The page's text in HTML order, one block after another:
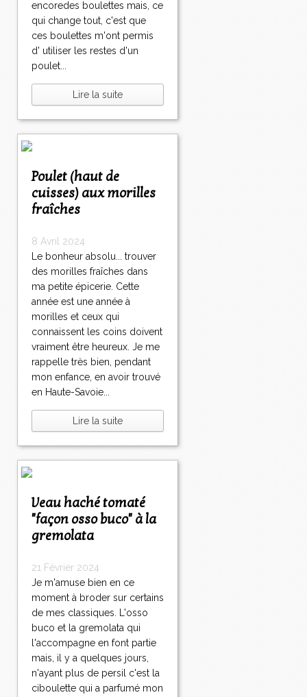
encoredes boulettes mais, ce
qui change tout, c'est que
ces boulettes m'ont permis
d' utiliser les restes d'un
poulet...
Lire la suite
Poulet (haut de
cuisses) aux morilles
fraîches
8 Avril 2024
Le bonheur absolu... trouver
des morilles fraîches dans
ma petite épicerie. Cette
année est une année à
morilles et ceux qui
connaissent les coins doivent
vraiment être heureux. Je me
rappelle très bien, pendant
mon enfance, en avoir trouvé
en Haute-Savoie...
Lire la suite
Veau haché tomaté
"façon osso buco" à la
gremolata
21 Février 2024
Je m'amuse bien en ce
moment à broder sur certains
de mes classiques. L'osso
buco et la gremolata qui
l'accompagne en font partie
mais, il y a quelques jours,
n'ayant plus de persil c'est la
ciboulette qui a parfumé mon